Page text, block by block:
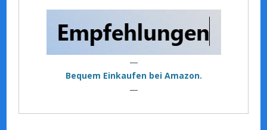
—
Bequem Einkaufen bei Amazon.
—